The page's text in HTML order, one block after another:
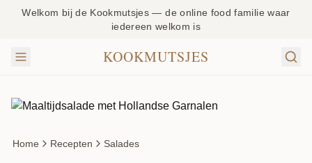
Welkom bij de Kookmutsjes — de online food familie waar
iedereen welkom is
KOOKMUTSJES
Home Recepten Salades